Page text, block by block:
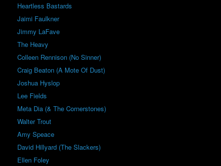
Heartless Bastards
Jaimi Faulkner
Jimmy LaFave
The Heavy
Colleen Rennison (No Sinner)
Craig Beaton (A Mote Of Dust)
Joshua Hyslop
Lee Fields
Meta Dia (& The Cornerstones)
Walter Trout
Amy Speace
David Hillyard (The Slackers)
Ellen Foley